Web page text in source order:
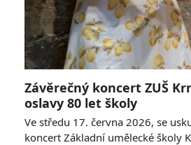
Závěrečný koncert ZUŠ
oslavy 80 let školy
Ve středu 17. června 2026, se
koncert Základní umělecké školy